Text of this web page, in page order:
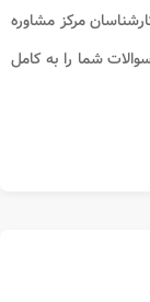
مرکز مشاوره
شما را به کامل